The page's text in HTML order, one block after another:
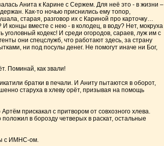
Анита к Карине с Сержем. Для неё это - в жизни –
Как-то ночью приснились ему топор,
старая, разговор их с Кариной про карточку…
концы вместе с нею - в колодец, в воду? Нет, мокруха
кодекс! И среди огородов, сараев, луж им с
они спецслужб, что работают здесь, за страну
ни под посулы денег. Не помогут иначе ни Бог,
Поминай, как звали!
братки в печали. И Аниту пытаются в оборот,
старуха в хлеву орёт, призывая на помощь
прискакал с притвором от совхозного хлева.
в борозду четверых в раскат, остальные
с ИМНС-ом.